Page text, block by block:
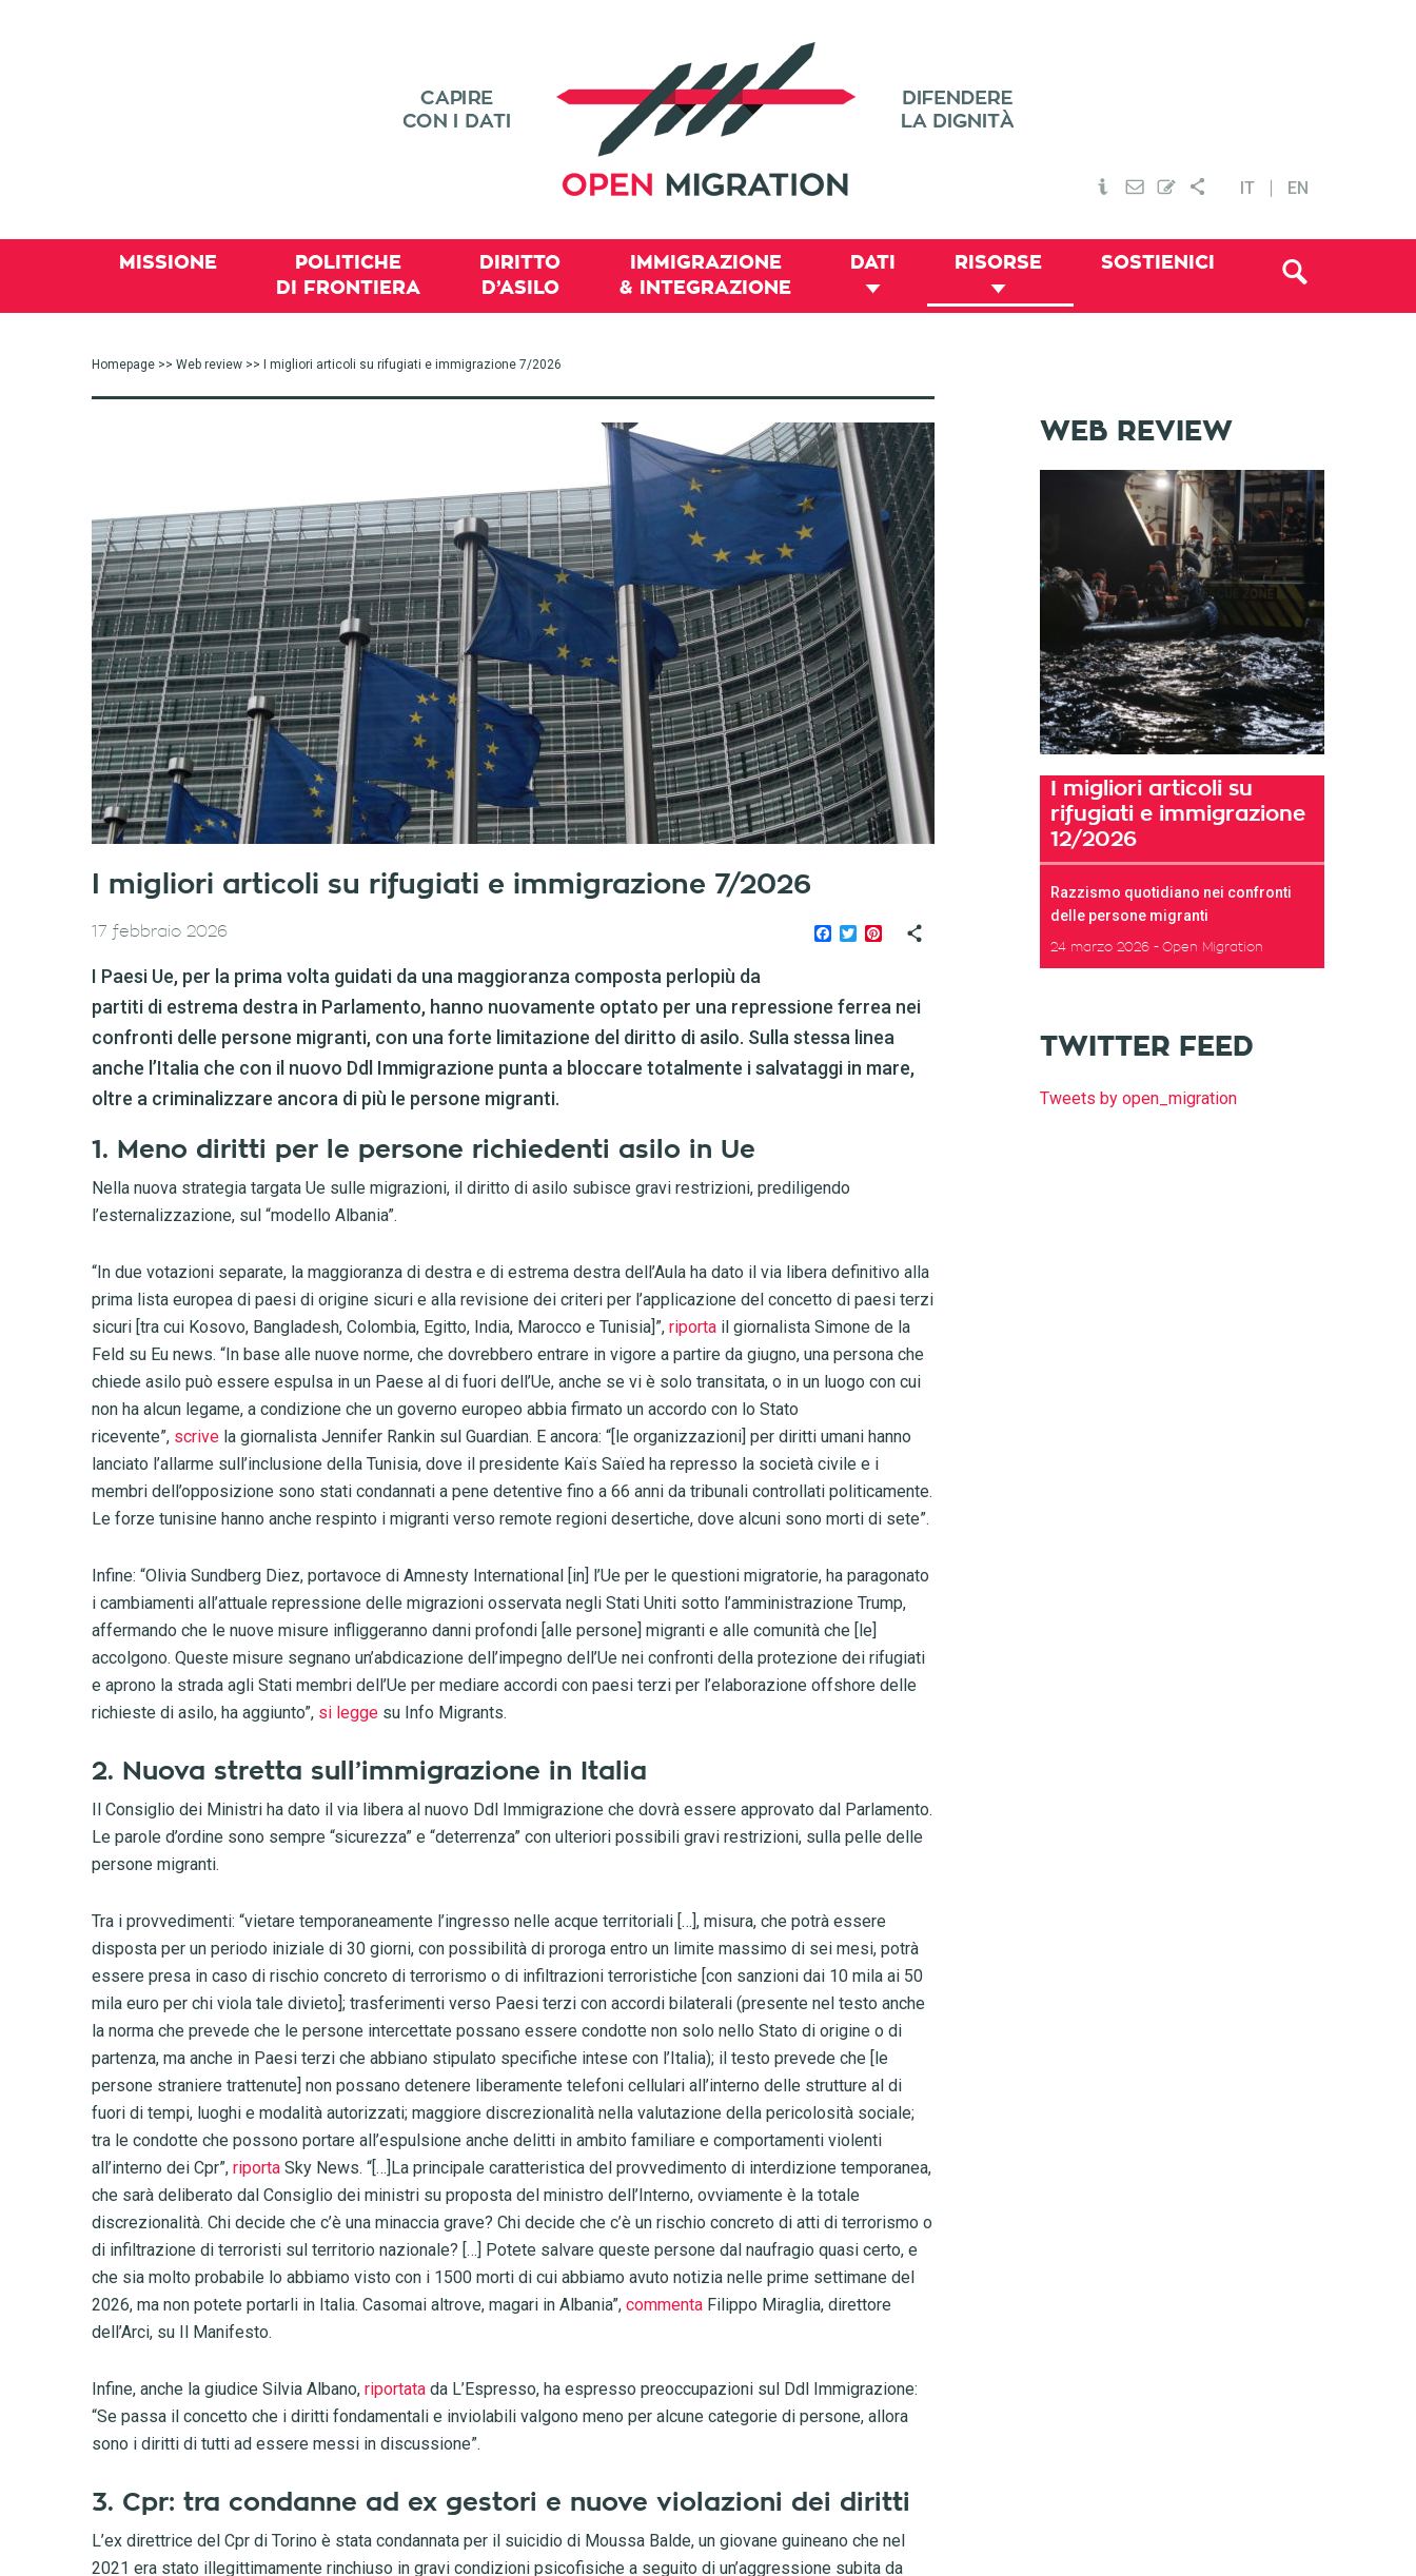
IT EN
MISSIONE
POLITICHE
DI FRONTIERA
DIRITTO
D’ASILO
IMMIGRAZIONE
& INTEGRAZIONE
DATI RISORSE SOSTIENICI
Homepage >> Web review >> I migliori articoli su rifugiati e immigrazione 7/2026
I migliori articoli su rifugiati e immigrazione 7/2026
Facebook
TwitterPinterest
17 febbraio 2026
I Paesi Ue, per la prima volta guidati da una maggioranza composta perlopiù da
partiti di estrema destra in Parlamento, hanno nuovamente optato per una repressione ferrea nei
confronti delle persone migranti, con una forte limitazione del diritto di asilo. Sulla stessa linea
anche l’Italia che con il nuovo Ddl Immigrazione punta a bloccare totalmente i salvataggi in mare,
oltre a criminalizzare ancora di più le persone migranti.
1. Meno diritti per le persone richiedenti asilo in Ue
Nella nuova strategia targata Ue sulle migrazioni, il diritto di asilo subisce gravi restrizioni, prediligendo
l’esternalizzazione, sul “modello Albania”.
“In due votazioni separate, la maggioranza di destra e di estrema destra dell’Aula ha dato il via libera definitivo alla
prima lista europea di paesi di origine sicuri e alla revisione dei criteri per l’applicazione del concetto di paesi terzi
sicuri [tra cui Kosovo, Bangladesh, Colombia, Egitto, India, Marocco e Tunisia]”, riporta il giornalista Simone de la
Feld su Eu news. “In base alle nuove norme, che dovrebbero entrare in vigore a partire da giugno, una persona che
chiede asilo può essere espulsa in un Paese al di fuori dell’Ue, anche se vi è solo transitata, o in un luogo con cui
non ha alcun legame, a condizione che un governo europeo abbia firmato un accordo con lo Stato
ricevente”, scrive la giornalista Jennifer Rankin sul Guardian. E ancora: “[le organizzazioni] per diritti umani hanno
lanciato l’allarme sull’inclusione della Tunisia, dove il presidente Kaïs Saïed ha represso la società civile e i
membri dell’opposizione sono stati condannati a pene detentive fino a 66 anni da tribunali controllati politicamente.
Le forze tunisine hanno anche respinto i migranti verso remote regioni desertiche, dove alcuni sono morti di sete”.
Infine: “Olivia Sundberg Diez, portavoce di Amnesty International [in] l’Ue per le questioni migratorie, ha paragonato
i cambiamenti all’attuale repressione delle migrazioni osservata negli Stati Uniti sotto l’amministrazione Trump,
affermando che le nuove misure infliggeranno danni profondi [alle persone] migranti e alle comunità che [le]
accolgono. Queste misure segnano un’abdicazione dell’impegno dell’Ue nei confronti della protezione dei rifugiati
e aprono la strada agli Stati membri dell’Ue per mediare accordi con paesi terzi per l’elaborazione offshore delle
richieste di asilo, ha aggiunto”, si legge su Info Migrants.
2. Nuova stretta sull’immigrazione in Italia
Il Consiglio dei Ministri ha dato il via libera al nuovo Ddl Immigrazione che dovrà essere approvato dal Parlamento.
Le parole d’ordine sono sempre “sicurezza” e “deterrenza” con ulteriori possibili gravi restrizioni, sulla pelle delle
persone migranti.
Tra i provvedimenti: “vietare temporaneamente l’ingresso nelle acque territoriali […], misura, che potrà essere
disposta per un periodo iniziale di 30 giorni, con possibilità di proroga entro un limite massimo di sei mesi, potrà
essere presa in caso di rischio concreto di terrorismo o di infiltrazioni terroristiche [con sanzioni dai 10 mila ai 50
mila euro per chi viola tale divieto]; trasferimenti verso Paesi terzi con accordi bilaterali (presente nel testo anche
la norma che prevede che le persone intercettate possano essere condotte non solo nello Stato di origine o di
partenza, ma anche in Paesi terzi che abbiano stipulato specifiche intese con l’Italia); il testo prevede che [le
persone straniere trattenute] non possano detenere liberamente telefoni cellulari all’interno delle strutture al di
fuori di tempi, luoghi e modalità autorizzati; maggiore discrezionalità nella valutazione della pericolosità sociale;
tra le condotte che possono portare all’espulsione anche delitti in ambito familiare e comportamenti violenti
all’interno dei Cpr”, riporta Sky News. “[…]La principale caratteristica del provvedimento di interdizione temporanea,
che sarà deliberato dal Consiglio dei ministri su proposta del ministro dell’Interno, ovviamente è la totale
discrezionalità. Chi decide che c’è una minaccia grave? Chi decide che c’è un rischio concreto di atti di terrorismo o
di infiltrazione di terroristi sul territorio nazionale? […] Potete salvare queste persone dal naufragio quasi certo, e
che sia molto probabile lo abbiamo visto con i 1500 morti di cui abbiamo avuto notizia nelle prime settimane del
2026, ma non potete portarli in Italia. Casomai altrove, magari in Albania”, commenta Filippo Miraglia, direttore
dell’Arci, su Il Manifesto.
Infine, anche la giudice Silvia Albano, riportata da L’Espresso, ha espresso preoccupazioni sul Ddl Immigrazione:
“Se passa il concetto che i diritti fondamentali e inviolabili valgono meno per alcune categorie di persone, allora
sono i diritti di tutti ad essere messi in discussione”.
3. Cpr: tra condanne ad ex gestori e nuove violazioni dei diritti
L’ex direttrice del Cpr di Torino è stata condannata per il suicidio di Moussa Balde, un giovane guineano che nel
2021 era stato illegittimamente rinchiuso in gravi condizioni psicofisiche a seguito di un’aggressione subita da
WEB REVIEW
I migliori articoli su
rifugiati e immigrazione
12/2026
Razzismo quotidiano nei confronti
delle persone migranti
24 marzo 2026 Open Migration
TWITTER FEED
Tweets by open_migration